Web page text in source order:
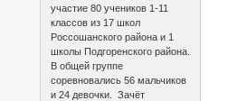
участие 80 учеников 1-11
классов из 17 школ
Россошанского района и 1
школы Подгоренского района.
В общей группе
соревновались 56 мальчиков
и 24 девочки. Зачёт